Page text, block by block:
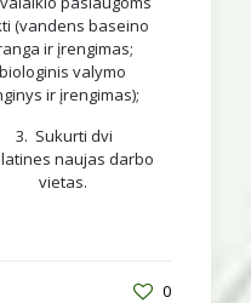
(vandens baseino
ir įrengimas;
biologinis valymo
ir įrengimas);
3. Sukurti dvi
naujas darbo
vietas.
0